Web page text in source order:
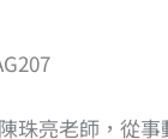
珠亮老師，從事